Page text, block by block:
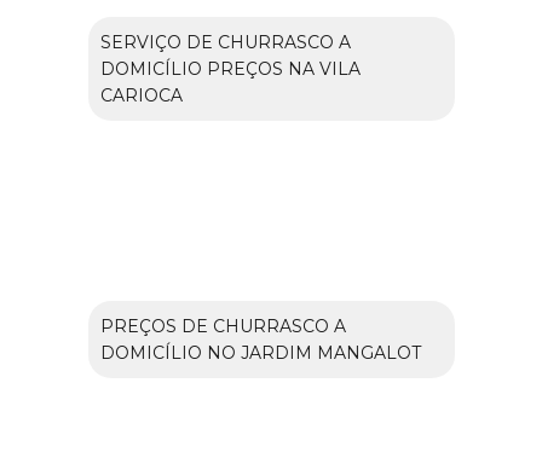
SERVIÇO DE CHURRASCO A
DOMICÍLIO PREÇOS NA VILA
CARIOCA
PREÇOS DE CHURRASCO A
DOMICÍLIO NO JARDIM MANGALOT